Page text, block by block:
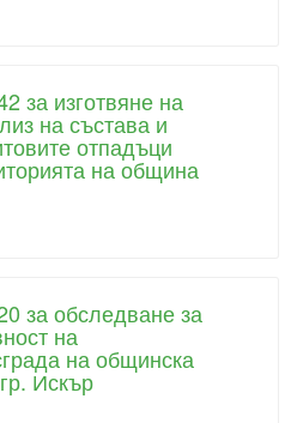
за изготвяне на
на състава и
отпадъци
на община
за обследване за
на
на общинска
Искър